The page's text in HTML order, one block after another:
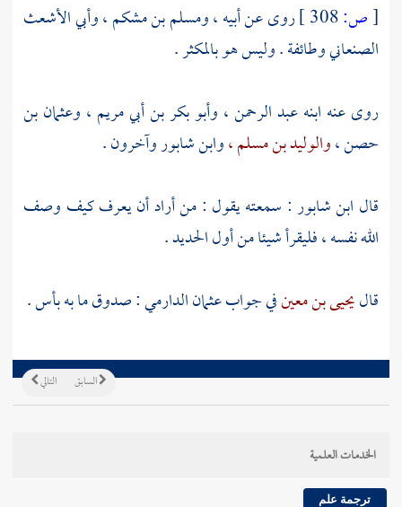
[ص: روى عن أبيه ،ومسلم بن مشكم ،وأبي الأشعث
الصنعانيوطائفة . وليس هو بالمكثر .
روى عنه ابنهعبد الرحمن ، وأبو بكر بن أبي مريم ، وعثمان بن
حصن ،والوليد بن مسلم ،وابن شابوروآخرون .
قال ابن شابور: سمعته يقول : من أراد أن يعرف كيف وصف
الله نفسه ، فليقرأ شيئا من أول الحديد .
قاليحيى بن معينفي جوابعثمان الدارمي: صدوق ما به بأس .
التالي السابق
الخدمات العلمية
ترجمة علم